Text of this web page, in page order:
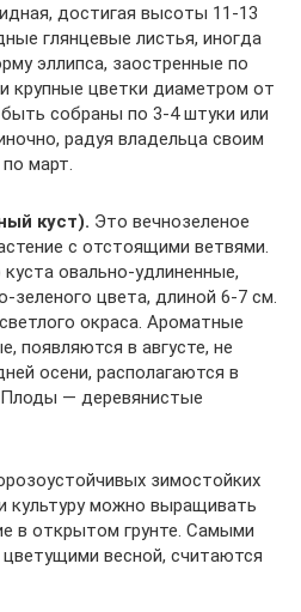
достигая высоты 11-13
глянцевые листья, иногда
эллипса, заостренные по
крупные цветки диаметром от
собраны по 3-4 штуки или
радуя владельца своим
март.
куст). Это вечнозеленое
с отстоящими ветвями.
куста овально-удлиненные,
зеленого цвета, длиной 6-7 см.
окраса. Ароматные
появляются в августе, не
осени, располагаются в
Плоды — деревянистые
зимостойких
культуру можно выращивать
в открытом грунте. Самыми
весной, считаются